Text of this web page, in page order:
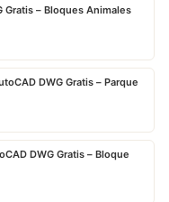
Gratis – Bloques Animales
DWG Gratis – Parque
DWG Gratis – Bloque